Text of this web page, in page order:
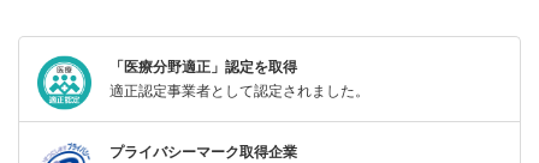
「医療分野適正」認定を取得
適正認定事業者として認定されました。
プライバシーマーク取得企業